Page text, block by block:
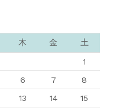
木 金 土
1
6 7
8
13 14
15